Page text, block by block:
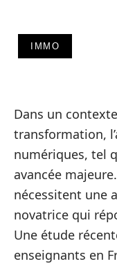
IMMO
Dans un
transformation,
numériques, tel
avancée
nécessitent une
novatrice qui
Une étude
enseignants en